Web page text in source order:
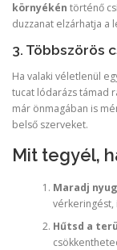
környékén történő
duzzanat elzárhatja a
3. Többszörös
Ha valaki véletlenül
tucat lódarázs támad
már önmagában is
belső szerveket.
Mit tegyél,
Maradj
vérkeringést,
Hűtsd a